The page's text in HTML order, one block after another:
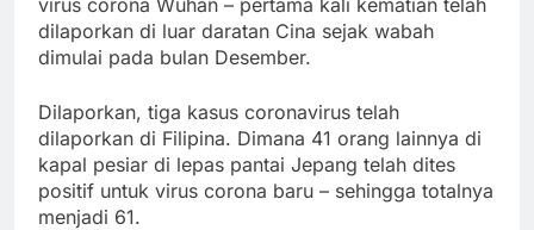
dilaporkan di luar daratan Cina sejak wabah
dimulai pada bulan Desember.
Dilaporkan, tiga kasus coronavirus telah
dilaporkan di Filipina. Dimana 41 orang lainnya di
kapal pesiar di lepas pantai Jepang telah dites
positif untuk virus corona baru – sehingga totalnya
menjadi 61.